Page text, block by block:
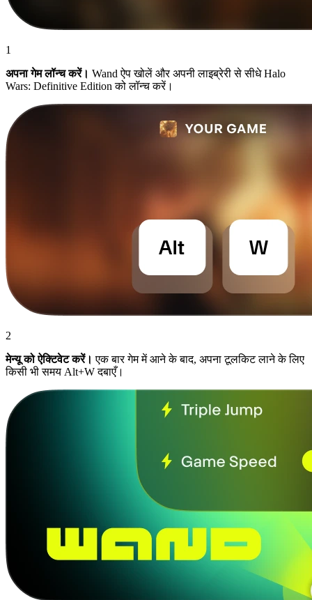
1
अपना गेम लॉन्च करें। Wand ऐप खोलें और अपनी लाइब्रेरी से सीधे Halo
Wars: Definitive Edition को लॉन्च करें।
2
मेन्यू को ऐक्टिवेट करें। एक बार गेम में आने के बाद, अपना टूलकिट लाने के लिए
किसी भी समय Alt+W दबाएँ।